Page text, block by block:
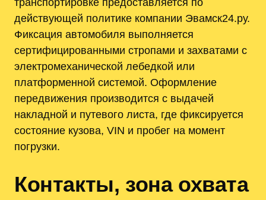
действующей политике компании Эвамск24.ру.
Фиксация автомобиля выполняется
сертифицированными стропами и захватами с
электромеханической лебедкой или
платформенной системой. Оформление
передвижения производится с выдачей
накладной и путевого листа, где фиксируется
состояние кузова, VIN и пробег на момент
погрузки.
Контакты, зона охвата